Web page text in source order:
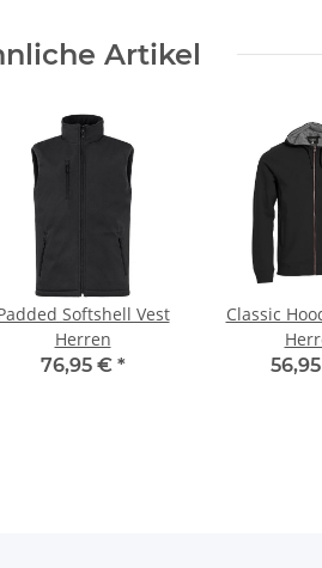
Artikel
Softshell Vest
Herren
76,95 € *
Classic